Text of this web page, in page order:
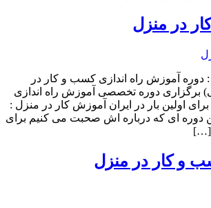
در منزل
دوره آموزش راه اندازی کسب و کار در
برگزاری دوره تخصصی آموزش راه اندازی
اولین بار در ایران آموزش کار در منزل :
دوره ای که درباره اش صحبت می کنیم برای
[…]
و کار در منزل